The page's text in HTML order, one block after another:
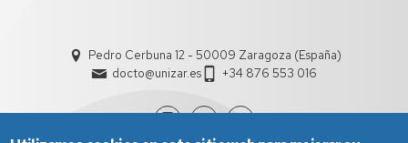
Pedro Cerbuna 12 - 50009 Zaragoza (España)
docto@unizar.es
+34 876 553 016